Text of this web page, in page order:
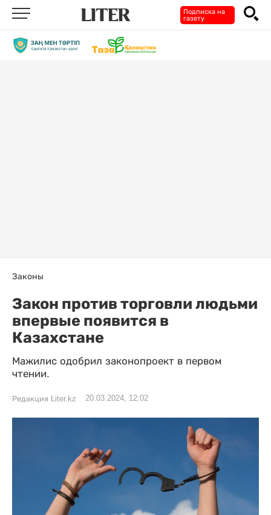
Подписка на
газету
Законы
Закон против торговли людьми
впервые появится в
Казахстане
Мажилис одобрил законопроект в первом
чтении.
Редакция Liter.kz 20.03.2024, 12:02